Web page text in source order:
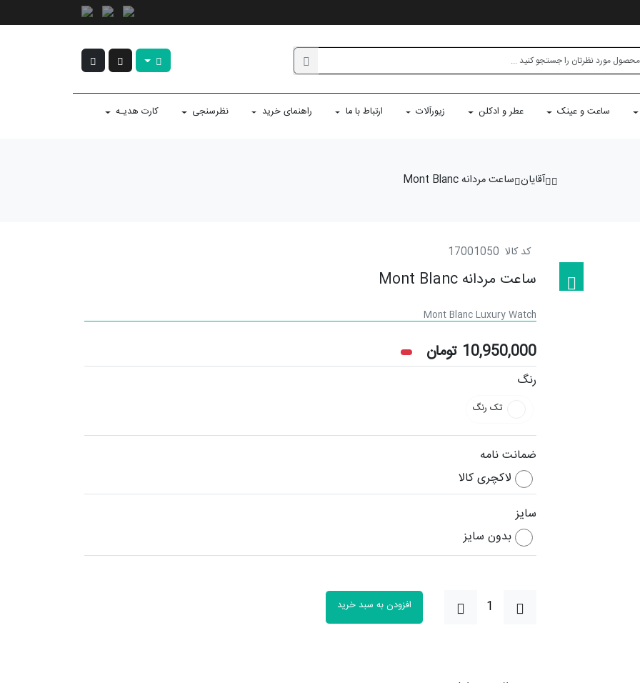
ساعت و عینک عطر و ادکلن زیورآلات ارتباط با ما راهنمای خرید نظرسنجی کارت هدیـه
آقایان ساعت مردانه Mont Blanc
کد کالا 17001050
ساعت مردانه Mont Blanc
Mont Blanc Luxury Watch
10,950,000 تومان
رنگ
تک رنگ
ضمانت نامه
لاکچری کالا
سایز
بدون سایز
افزودن به سبد خرید